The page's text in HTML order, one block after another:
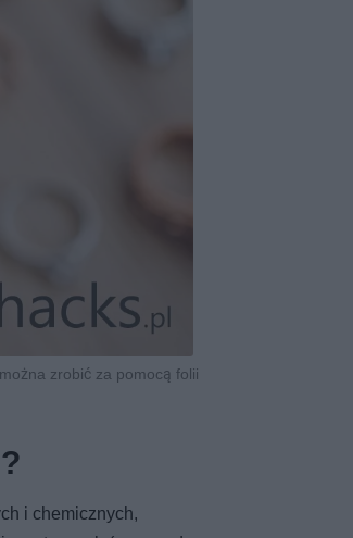
zrobić za pomocą folii
i chemicznych,